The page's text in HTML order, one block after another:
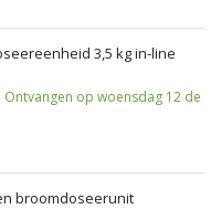
3,5 kg in-line
Ontvangen op woensdag 12 de
broomdoseerunit